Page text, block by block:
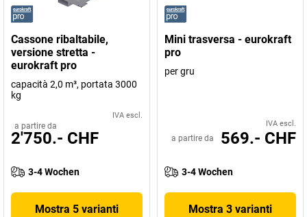
Cassone ribaltabile,
versione stretta -
eurokraft pro
capacità 2,0 m³, portata 3000
kg
IVA escl.
a partire da
2'750.- CHF
3-4 Wochen
Mostra 5 varianti
Mini trasversa - eurokraft
pro
per gru
IVA escl.
a partire da 569.- CHF
3-4 Wochen
Mostra 3 varianti